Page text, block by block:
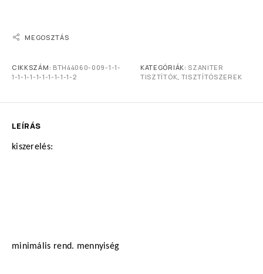
MEGOSZTÁS
CIKKSZÁM: BTH44060-009-1-1-
1-1-1-1-1-1-1-1-1-1-2
KATEGÓRIÁK: SZANITER
TISZTÍTÓK, TISZTÍTÓSZEREK
LEÍRÁS
kiszerelés:
minimális rend. mennyiség